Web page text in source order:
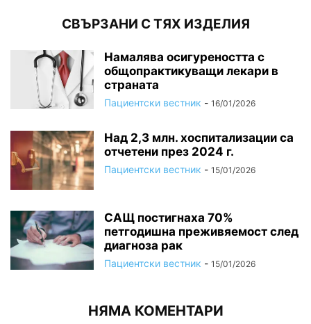
СВЪРЗАНИ С ТЯХ ИЗДЕЛИЯ
Намалява осигуреността с
общопрактикуващи лекари в
страната
Пациентски вестник - 16/01/2026
Над 2,3 млн. хоспитализации са
отчетени през 2024 г.
Пациентски вестник - 15/01/2026
САЩ постигнаха 70%
петгодишна преживяемост след
диагноза рак
Пациентски вестник - 15/01/2026
НЯМА КОМЕНТАРИ